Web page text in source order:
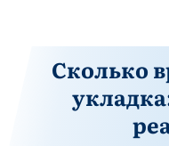
Сколько